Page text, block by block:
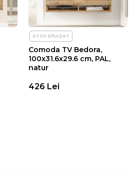
STOC EPUIZAT
Comoda TV Bedora,
100x31.6x29.6 cm, PAL,
natur
426 Lei